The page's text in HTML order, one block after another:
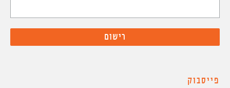
פייסבוק